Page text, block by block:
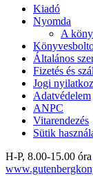
Kiadó
Nyomda
A
Általános
Fizetés és
Jogi
Adatvédelem
ANPC
Vitarendezés
Sütik
H-P, 8.00-15.00 óra